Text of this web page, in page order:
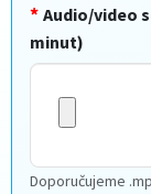
Audio/video
minut)
Doporučujeme